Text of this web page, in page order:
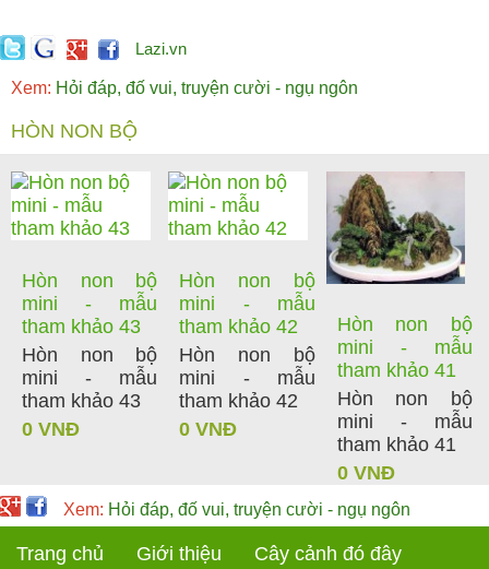
Lazi.vn
Xem: Hỏi đáp, đố vui, truyện cười - ngụ ngôn
HÒN NON BỘ
Hòn non bộ
mini - mẫu
tham khảo 43
Hòn non bộ
mini - mẫu
tham khảo 43
0 VNĐ
Hòn non bộ
mini - mẫu
tham khảo 42
Hòn non bộ
mini - mẫu
tham khảo 42
0 VNĐ
Hòn non bộ
mini - mẫu
tham khảo 41
Hòn non bộ
mini - mẫu
tham khảo 41
0 VNĐ
Xem: Hỏi đáp, đố vui, truyện cười - ngụ ngôn
Trang chủ Giới thiệu Cây cảnh đó đây